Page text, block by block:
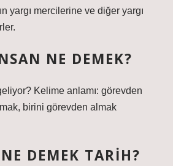
yargı mercilerine ve diğer yargı
NE DEMEK?
Kelime anlamı: görevden
birini görevden almak
DEMEK TARIH?